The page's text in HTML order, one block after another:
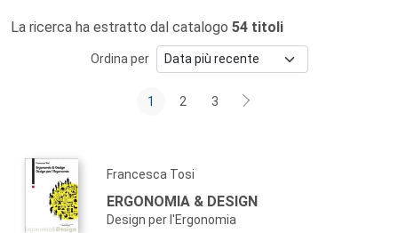
La ricerca ha estratto dal catalogo 54 titoli
Ordina per
1 2 3
Francesca Tosi
ERGONOMIA & DESIGN
Design per l'Ergonomia